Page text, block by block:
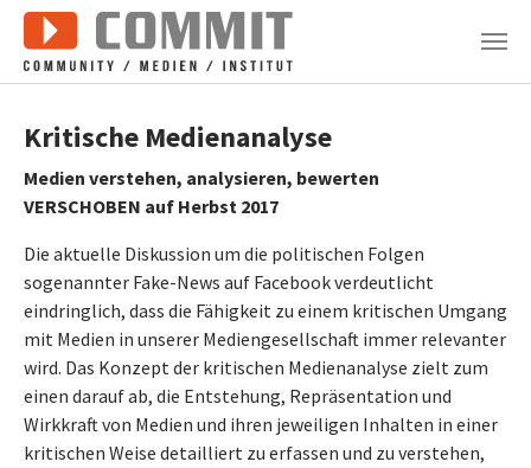
Zum Hauptinhalt springen
Kritische Medienanalyse
Medien verstehen, analysieren, bewerten
VERSCHOBEN auf Herbst 2017
Die aktuelle Diskussion um die politischen Folgen
sogenannter Fake-News auf Facebook verdeutlicht
eindringlich, dass die Fähigkeit zu einem kritischen Umgang
mit Medien in unserer Mediengesellschaft immer relevanter
wird. Das Konzept der kritischen Medienanalyse zielt zum
einen darauf ab, die Entstehung, Repräsentation und
Wirkkraft von Medien und ihren jeweiligen Inhalten in einer
kritischen Weise detailliert zu erfassen und zu verstehen,